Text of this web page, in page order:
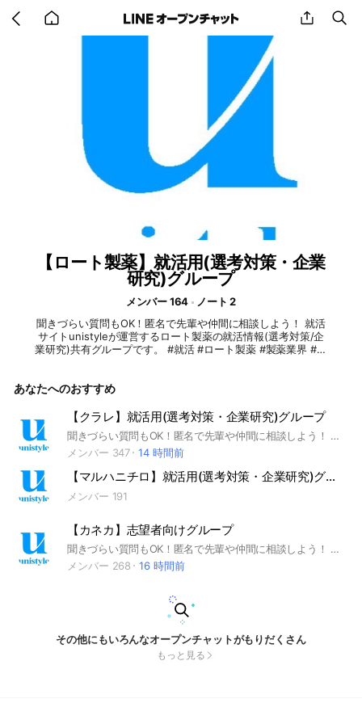
back share
【ロート製薬】就活用(選考対策・企業
研究)グループ
メンバー 164
ノート 2
聞きづらい質問もOK！匿名で先輩や仲間に相談しよう！ 就活
サイトunistyleが運営するロート製薬の就活情報(選考対策/企
業研究)共有グループです。 #就活 #ロート製薬 #製薬業界 #イ
研究 #自己PR #ガクチカ #学生時代頑張ったこと #志何望動機
#グルディス #OB訪問 #企業選び #就活対策 #就活準備 #大手
企業 #日系企業 ▼unistyleが運営する製薬のオプチャグループ
▼ 武田薬品工業 / 大塚製薬 / 第一三共 / エーザイ / アステラ
ス製薬 / 中外製薬 / 大日本住友製薬(住友ファーマ) / 協和キリ
カ / 大正製薬 / ロート製薬 / 小林製薬 / 塩野義製薬(シオノギ
製薬) / アース製薬 / Meiji Seika ファルマ / BMS(ブリストルマ
イヤーズスクイブ) / 日本新薬 / ゼリア新薬工業 ▼ロート製薬
あなたへのおすすめ
【クラレ】就活用(選考対策・企業研究)グループ
聞きづらい質問もOK！匿名で先輩や仲間に相談しよう！ 就活サイトunistyleが運営するクラレの就活情報(選考対策/企業研究)共有グループです。 #就活 #クラレ #素材業界 #インターンシップ #本選考 #unistyle #ユニスタイル #面接 #採用 #内定 #ES #エントリーシート #自己分析 #業界研究 #企業研究 #自己PR #ガクチカ #学生時代頑張ったこと #志何望動機 #webテスト #ウェブテスト #GD #グループディスカッション #グルディス #OB訪問 #企業選び #就活対策 #就活準備 #大手企業 #日系企業 ▼unistyleが運営する素材のオプチャグループ▼ 三菱ケミカル / 旭化成 / AGC / 富士フイルム / 東レ / 住友化学 / 三井化学 / 帝人 / 積水化学工業 / 信越化学工業 / クラレ / ダイキン工業 / 東ソー / 昭和電工 / 東洋紡 / 日本製紙 / JSR / 住友ゴム工業 / 横浜ゴム / 日本触媒 / UBE（宇部興産） / 日本ガイシ / デンカ / HOYA / レンゴー / DIC / トクヤマ / カネカ ▼クラレの企業研究はこちらから▼ https://x.gd/OL1IO
メンバー 347
14 時間前
【マルハニチロ】就活用(選考対策・企業研究)グループ
メンバー 191
【カネカ】志望者向けグループ
聞きづらい質問もOK！匿名で先輩や仲間に相談しよう！ 就活サイトunistyleが運営するカネカの就活情報(選考対策/企業研究)共有グループです。 #就活 #カネカ #素材業界 #インターンシップ #本選考 #unistyle #ユニスタイル #面接 #採用 #内定 #ES #エントリーシート #自己分析 #業界研究 #企業研究 #自己PR #ガクチカ #学生時代頑張ったこと #志何望動機 #webテスト #ウェブテスト #GD #グループディスカッション #グルディス #OB訪問 #企業選び #就活対策 #就活準備 #大手企業 #日系企業 ▼unistyleが運営する素材のオプチャグループ▼ 三菱ケミカル / 旭化成 / AGC / 富士フイルム / 東レ / 住友化学 / 三井化学 / 帝人 / 積水化学工業 / 信越化学工業 / クラレ / ダイキン工業 / 東ソー / 昭和電工 / 東洋紡 / 日本製紙 / JSR / 住友ゴム工業 / 横浜ゴム / 日本触媒 / UBE（宇部興産） / 日本ガイシ / デンカ / HOYA / レンゴー / DIC / トクヤマ / カネカ ▼カネカの企業研究はこちらから▼ https://x.gd/7wApH
メンバー 268
16 時間前
その他にもいろんなオープンチャットがもりだくさん
もっと見る